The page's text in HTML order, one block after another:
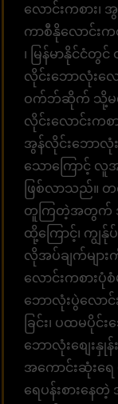
လောင်းကစား၊
ကာစီနိုလောင်း
၊ မြန်မာနိုင်ငံတွ
လိုင်းဘောလုံးလ
ဝက်ဘ်ဆိုက် သို့မဟု
လိုင်းလောင်းက
အွန်လိုင်းဘောလုံ
သောကြောင့် လူ
ဖြစ်လာသည်။
တူကြတဲ့အတွက် အ
ထို့ကြောင့်၊ ကျွ
လိုအပ်ချက်မျာ
လောင်းကစားပုံ
ဘောလုံးပွဲလောင်
ခြင်း၊ ပထမပို
ဘောလုံးစျေးနှုန်
အကောင်းဆုံးရ
ရေပန်းစားနေ